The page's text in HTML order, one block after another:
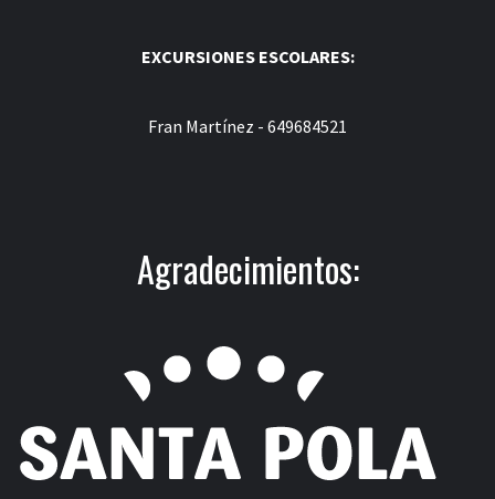
EXCURSIONES ESCOLARES:
Fran Martínez - 649684521
Agradecimientos: